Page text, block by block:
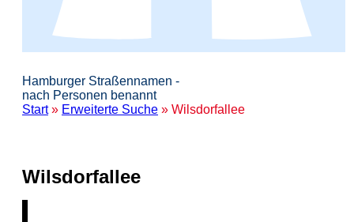
Hamburger Straßennamen -
nach Personen benannt
Start» Erweiterte Suche » Wilsdorfallee
Wilsdorfallee